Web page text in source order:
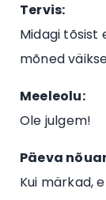
Tervis:
Midagi tõsist
mõned
Meeleolu:
Ole julgem!
Päeva
Kui märkad,